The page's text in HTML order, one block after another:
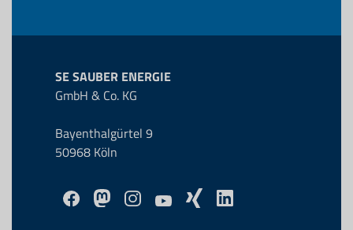
SE SAUBER ENERGIE
GmbH & Co. KG
Bayenthalgürtel 9
50968 Köln